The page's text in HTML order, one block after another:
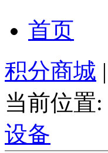
首页
积分商城 |
当前位置:
设备